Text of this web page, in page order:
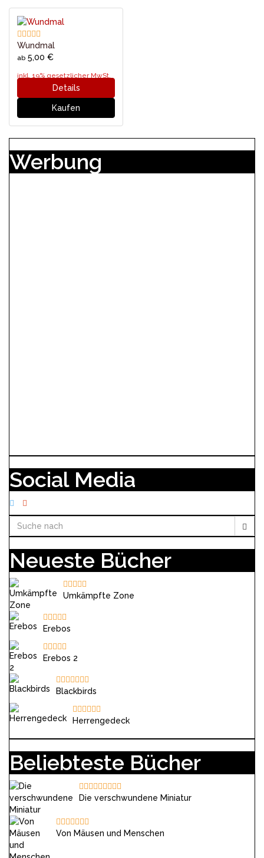
Wundmal
ab 5,00 €
inkl. 19% gesetzlicher MwSt.
Details
Kaufen
Werbung
Social Media
Neueste Bücher
Umkämpfte Zone
Erebos
Erebos 2
Blackbirds
Herrengedeck
Beliebteste Bücher
Die verschwundene Miniatur
Von Mäusen und Menschen